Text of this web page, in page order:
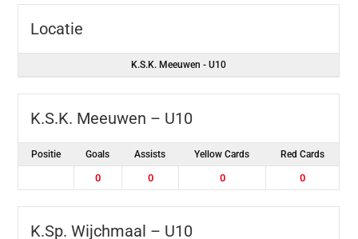
Locatie
K.S.K. Meeuwen - U10
K.S.K. Meeuwen – U10
Positie Goals Assists Yellow Cards Red Cards
0 0 0 0
K.Sp. Wijchmaal – U10